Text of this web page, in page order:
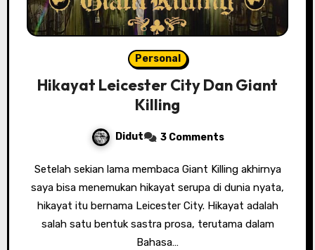
Personal
Hikayat Leicester City Dan Giant
Killing
Didut 3 Comments
Setelah sekian lama membaca Giant Killing akhirnya
saya bisa menemukan hikayat serupa di dunia nyata,
hikayat itu bernama Leicester City. Hikayat adalah
salah satu bentuk sastra prosa, terutama dalam
Bahasa…